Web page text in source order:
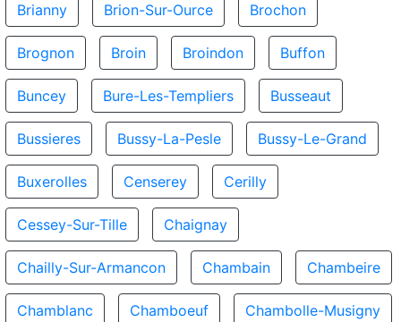
Brianny Brion-Sur-Ource Brochon
Brognon Broin Broindon Buffon
Buncey Bure-Les-Templiers Busseaut
Bussieres Bussy-La-Pesle Bussy-Le-Grand
Buxerolles Censerey Cerilly
Cessey-Sur-Tille Chaignay
Chailly-Sur-Armancon Chambain Chambeire
Chamblanc Chamboeuf Chambolle-Musigny